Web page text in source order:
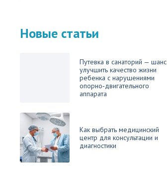
Новые статьи
Путевка в санаторий — шанс
улучшить качество жизни
ребенка с нарушениями
опорно‑двигательного
аппарата
Как выбрать медицинский
центр для консультации и
диагностики